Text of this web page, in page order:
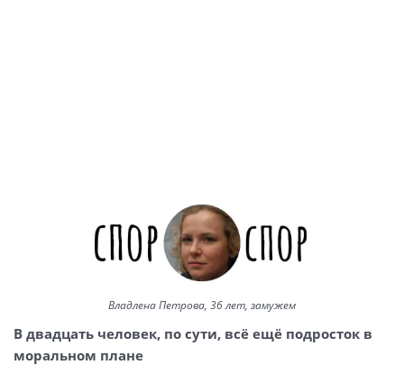
Владлена Петрова, 36 лет, замужем
В двадцать человек, по сути, всё ещё подросток в
моральном плане